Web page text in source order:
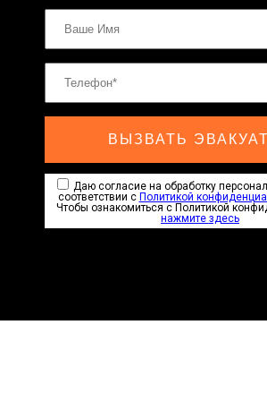
ВЫЗВАТЬ
Даю согласие на обработку
соответствии с Политикой
Чтобы ознакомиться с Политикой
нажмите здесь